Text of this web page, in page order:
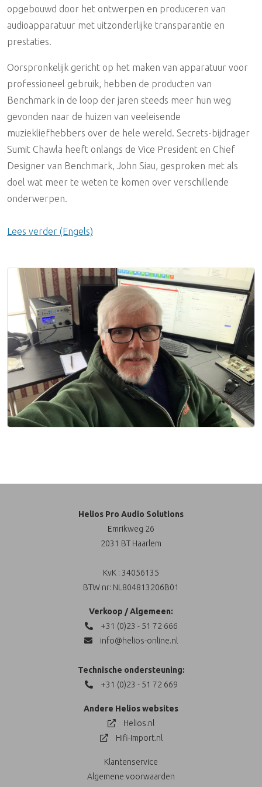
opgebouwd door het ontwerpen en produceren van
audioapparatuur met uitzonderlijke transparantie en
prestaties.
Oorspronkelijk gericht op het maken van apparatuur voor
professioneel gebruik, hebben de producten van
Benchmark in de loop der jaren steeds meer hun weg
gevonden naar de huizen van veeleisende
muziekliefhebbers over de hele wereld. Secrets-bijdrager
Sumit Chawla heeft onlangs de Vice President en Chief
Designer van Benchmark, John Siau, gesproken met als
doel wat meer te weten te komen over verschillende
onderwerpen.
Lees verder (Engels)
Helios Pro Audio Solutions
Emrikweg 26
2031 BT Haarlem
KvK : 34056135
BTW nr: NL804813206B01
Verkoop / Algemeen:
+31 (0)23 - 51 72 666
info@helios-online.nl
Technische ondersteuning:
+31 (0)23 - 51 72 669
Andere Helios websites
Helios.nl
Hifi-Import.nl
Klantenservice
Algemene voorwaarden
Accessoires
Audio Distributie Digitaal
Accessoires
Digitale kabel
Digitale Multikabel
UTP/FTP/STP
Stroomvoorziening
MIDI Kabels
UTP
Data Storage / NAS
Meubilair / Racks / 19 Inch
Miniatuur Microfoons
Microfoon statieven
Schaararmen (Angle Poise)
Adapters & Shockmounts
Accessoires
Mixers / Summing
Monitoring
Eindversterkers
Active Room Correction
Multifunctionele Meters
Monitorstatieven / Ophanging
Monitor Accessoires
Outboard
Equalizers
Reverbs
Accessoires
Software / Plug-ins
Video Toebehoren